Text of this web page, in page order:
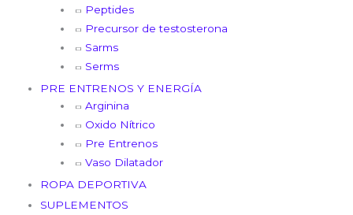
Peptides
Precursor de testosterona
Sarms
Serms
PRE ENTRENOS Y ENERGÍA
Arginina
Oxido Nítrico
Pre Entrenos
Vaso Dilatador
ROPA DEPORTIVA
SUPLEMENTOS